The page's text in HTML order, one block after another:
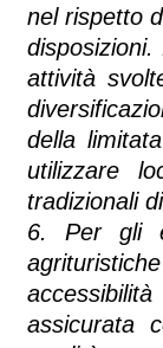
nel rispetto
attività
della
utilizzare
tradizionali
6. Per gli
assicurata